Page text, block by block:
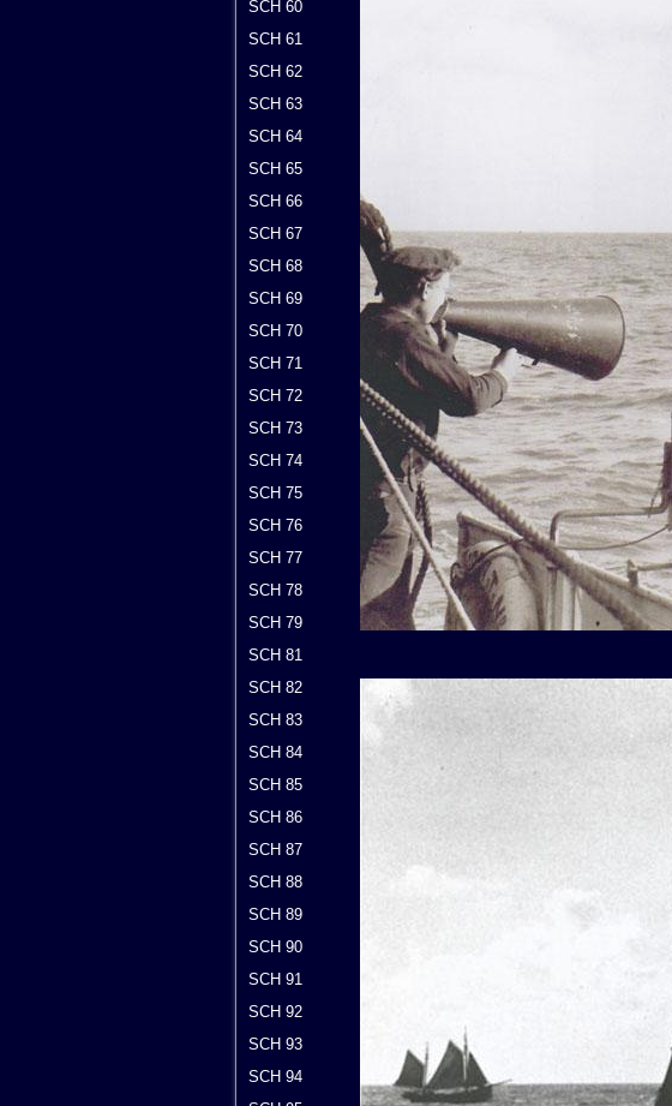
SCH 60
SCH 61
SCH 62
SCH 63
SCH 64
SCH 65
SCH 66
SCH 67
SCH 68
SCH 69
SCH 70
SCH 71
SCH 72
SCH 73
SCH 74
SCH 75
SCH 76
SCH 77
SCH 78
SCH 79
SCH 81
SCH 82
SCH 83
SCH 84
SCH 85
SCH 86
SCH 87
SCH 88
SCH 89
SCH 90
SCH 91
SCH 92
SCH 93
SCH 94